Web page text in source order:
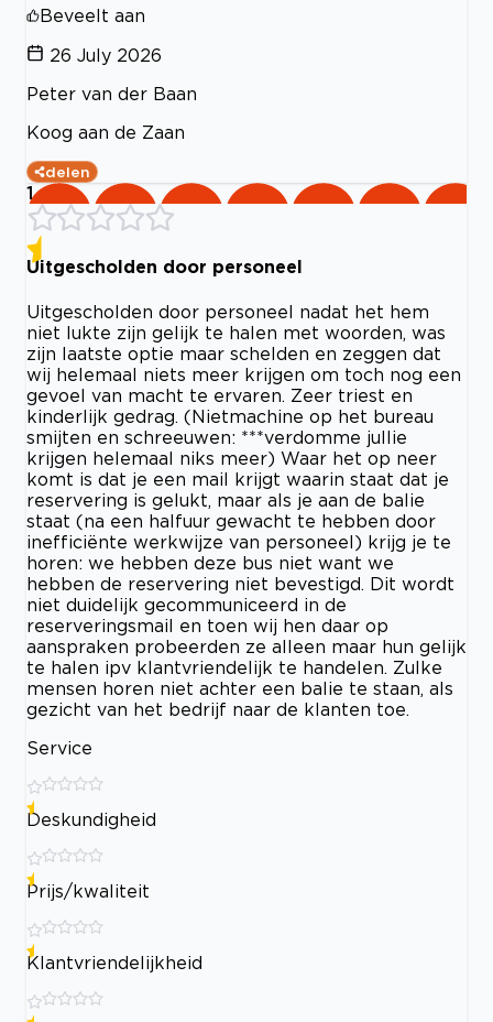
Beveelt aan
26 July 2026
Peter van der Baan
Koog aan de Zaan
delen
1
Uitgescholden door personeel
Uitgescholden door personeel nadat het hem
niet lukte zijn gelijk te halen met woorden, was
zijn laatste optie maar schelden en zeggen dat
wij helemaal niets meer krijgen om toch nog een
gevoel van macht te ervaren. Zeer triest en
kinderlijk gedrag. (Nietmachine op het bureau
smijten en schreeuwen: ***verdomme jullie
krijgen helemaal niks meer) Waar het op neer
komt is dat je een mail krijgt waarin staat dat je
reservering is gelukt, maar als je aan de balie
staat (na een halfuur gewacht te hebben door
inefficiënte werkwijze van personeel) krijg je te
horen: we hebben deze bus niet want we
hebben de reservering niet bevestigd. Dit wordt
niet duidelijk gecommuniceerd in de
reserveringsmail en toen wij hen daar op
aanspraken probeerden ze alleen maar hun gelijk
te halen ipv klantvriendelijk te handelen. Zulke
mensen horen niet achter een balie te staan, als
gezicht van het bedrijf naar de klanten toe.
Service
Deskundigheid
Prijs/kwaliteit
Klantvriendelijkheid